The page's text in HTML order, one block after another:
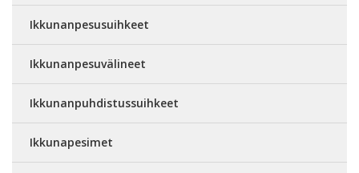
Ikkunanpesusuihkeet
Ikkunanpesuvälineet
Ikkunanpuhdistussuihkeet
Ikkunapesimet